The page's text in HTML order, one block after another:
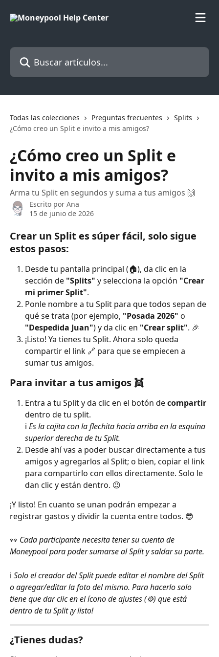
Buscar artículos...
Todas las colecciones Preguntas frecuentes
Splits
¿Cómo creo un Split e invito a mis amigos?
¿Cómo creo un Split e
invito a mis amigos?
Arma tu Split en segundos y suma a tus amigos 🙌
Escrito por Ana
15 de junio de 2026
Crear un Split es súper fácil, solo sigue
estos pasos:
Desde tu pantalla principal (🏠), da clic en la
sección de "Splits" y selecciona la opción "Crear
mi primer Split".
Ponle nombre a tu Split para que todos sepan de
qué se trata (por ejemplo, "Posada 2026" o
"Despedida Juan") y da clic en "Crear split". 🎉
¡Listo! Ya tienes tu Split. Ahora solo queda
compartir el link 🔗 para que se empiecen a
sumar tus amigos.
Para invitar a tus amigos 👯
Entra a tu Split y da clic en el botón de compartir
dentro de tu split.
ℹ️ Es la cajita con la flechita hacia arriba en la esquina
superior derecha de tu Split.
Desde ahí vas a poder buscar directamente a tus
amigos y agregarlos al Split; o bien, copiar el link
para compartirlo con ellos directamente. Solo le
dan clic y están dentro. 😉
¡Y listo! En cuanto se unan podrán empezar a
registrar gastos y dividir la cuenta entre todos. 😎
👀 Cada participante necesita tener su cuenta de
Moneypool para poder sumarse al Split y saldar su parte.
ℹ️ Solo el creador del Split puede editar el nombre del Split
o agregar/editar la foto del mismo. Para hacerlo solo
tiene que dar clic en el ícono de ajustes (⚙️) que está
dentro de tu Split ¡y listo!
¿Tienes dudas?